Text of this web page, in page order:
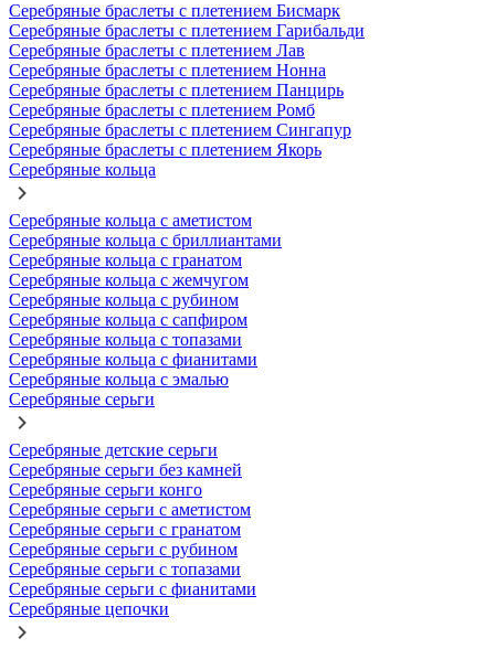
Серебряные браслеты с плетением Бисмарк
Серебряные браслеты с плетением Гарибальди
Серебряные браслеты с плетением Лав
Серебряные браслеты с плетением Нонна
Серебряные браслеты с плетением Панцирь
Серебряные браслеты с плетением Ромб
Серебряные браслеты с плетением Сингапур
Серебряные браслеты с плетением Якорь
Серебряные кольца
Серебряные кольца с аметистом
Серебряные кольца с бриллиантами
Серебряные кольца с гранатом
Серебряные кольца с жемчугом
Серебряные кольца с рубином
Серебряные кольца с сапфиром
Серебряные кольца с топазами
Серебряные кольца с фианитами
Серебряные кольца с эмалью
Серебряные серьги
Серебряные детские серьги
Серебряные серьги без камней
Серебряные серьги конго
Серебряные серьги с аметистом
Серебряные серьги с гранатом
Серебряные серьги с рубином
Серебряные серьги с топазами
Серебряные серьги с фианитами
Серебряные цепочки